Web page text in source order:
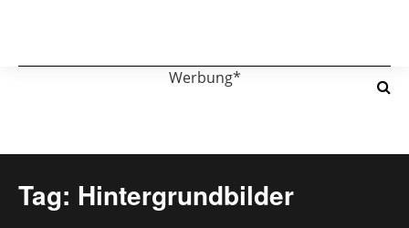
Werbung*
Tag: Hintergrundbilder